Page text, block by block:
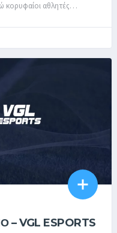
κορυφαίοι αθλητές…
– VGL ESPORTS